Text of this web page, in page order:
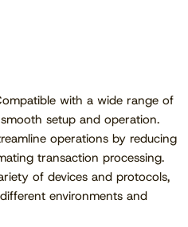
En savoir plus
with a wide range of
setup and operation.
operations by reducing
transaction processing.
of devices and protocols,
environments and